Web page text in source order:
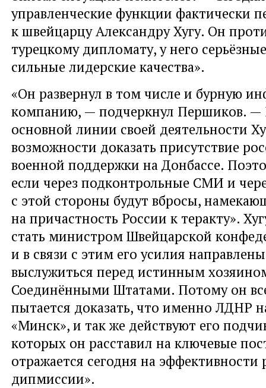
управленческие функции фактически
к швейцарцу Александру Хугу. Он
турецкому дипломату, у него
сильные лидерские качества».
«Он развернул в том числе и бурную
компанию, — подчеркнул Першиков. —
основной линии своей деятельности
возможности доказать присутствие
военной поддержки на Донбассе.
если через подконтрольные СМИ и
с этой стороны будут вбросы,
на причастность России к теракту».
стать министром Швейцарской
и в связи с этим его усилия
выслужиться перед истинным
Соединёнными Штатами. Потому он
пытается доказать, что именно ЛДНР
«Минск», и так же действуют его
которых он расставил на ключевые
отражается сегодня на эффективности
дипмиссии».